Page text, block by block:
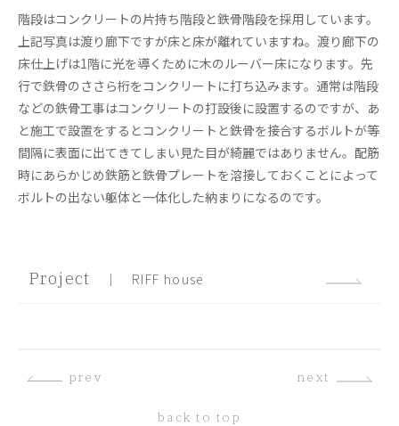
階段はコンクリートの片持ち階段と鉄骨階段を採用しています。
上記写真は渡り廊下ですが床と床が離れていますね。渡り廊下の
床仕上げは1階に光を導くために木のルーバー床になります。先
行で鉄骨のささら桁をコンクリートに打ち込みます。通常は階段
などの鉄骨工事はコンクリートの打設後に設置するのですが、あ
と施工で設置をするとコンクリートと鉄骨を接合するボルトが等
間隔に表面に出てきてしまい見た目が綺麗ではありません。配筋
時にあらかじめ鉄筋と鉄骨プレートを溶接しておくことによって
ボルトの出ない躯体と一体化した納まりになるのです。
Project ｜ RIFF house
prev
back to top
next